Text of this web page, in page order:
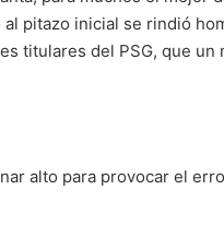
al pitazo inicial se rindió
titulares del PSG, que
alto para provocar el